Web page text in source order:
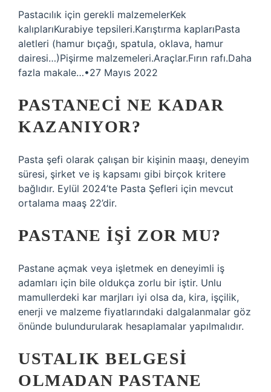
Pastacılık için gerekli malzemelerKek
kalıplarıKurabiye tepsileri.Karıştırma kaplarıPasta
aletleri (hamur bıçağı, spatula, oklava, hamur
dairesi…)Pişirme malzemeleri.Araçlar.Fırın rafı.Daha
fazla makale…•27 Mayıs 2022
PASTANECI NE KADAR
KAZANIYOR?
Pasta şefi olarak çalışan bir kişinin maaşı, deneyim
süresi, şirket ve iş kapsamı gibi birçok kritere
bağlıdır. Eylül 2024’te Pasta Şefleri için mevcut
ortalama maaş 22’dir.
PASTANE IŞI ZOR MU?
Pastane açmak veya işletmek en deneyimli iş
adamları için bile oldukça zorlu bir iştir. Unlu
mamullerdeki kar marjları iyi olsa da, kira, işçilik,
enerji ve malzeme fiyatlarındaki dalgalanmalar göz
önünde bulundurularak hesaplamalar yapılmalıdır.
USTALIK BELGESI
OLMADAN PASTANE